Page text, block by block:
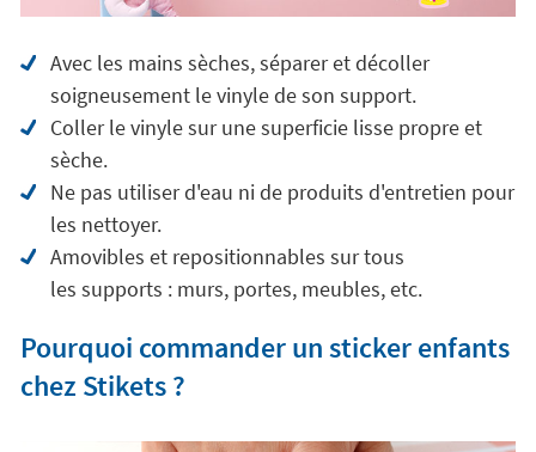
Avec les mains sèches, séparer et décoller
soigneusement le vinyle de son support.
Coller le vinyle sur une superficie lisse propre et
sèche.
Ne pas utiliser d'eau ni de produits d'entretien pour
les nettoyer.
Amovibles et repositionnables sur tous
les supports : murs, portes, meubles, etc.
Pourquoi commander un sticker enfants
chez Stikets ?